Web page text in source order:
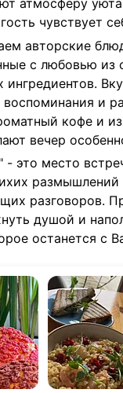
атмосферу
чувствует
авторские
с любовью из
ингредиентов.
и
кофе и
вечер
это место
размышлений
разговоров.
душой и
останется с